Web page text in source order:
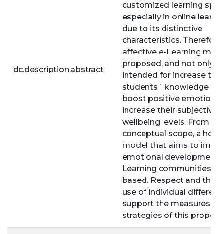
dc.description.abstract
customized learning
especially in online
due to its distinctive
characteristics.
affective e-Learning
proposed, and not only
intended for increase
students´ knowledge
boost positive
increase their subjective
wellbeing levels. From
conceptual scope, a
model that aims to
emotional
Learning communities
based. Respect and
use of individual
support the measures
strategies of this